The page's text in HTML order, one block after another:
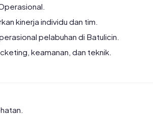
kinerja individu dan tim.
pelabuhan di Batulicin.
keamanan, dan teknik.